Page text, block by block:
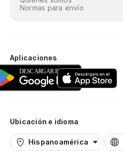
Normas para envío
Aplicaciones
Ubicación e idioma
Hispanoamérica